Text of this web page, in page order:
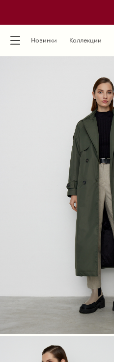
Новинки Коллекции